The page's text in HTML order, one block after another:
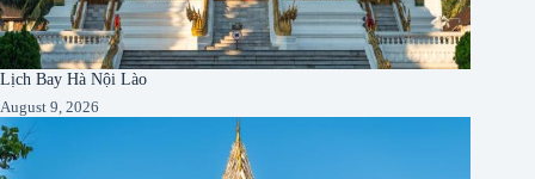
Lịch Bay Hà Nội Lào
August 9, 2026